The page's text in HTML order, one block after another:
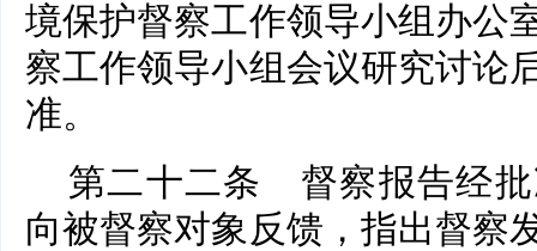
境保护督察工作领导小组办公
察工作领导小组会议研究讨论
准。
第二十二条 督察报告经批
向被督察对象反馈，指出督察